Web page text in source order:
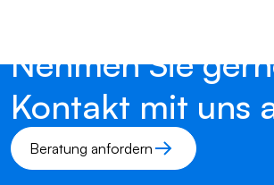
Nehmen Sie
Kontakt mit uns
Beratung anfordern